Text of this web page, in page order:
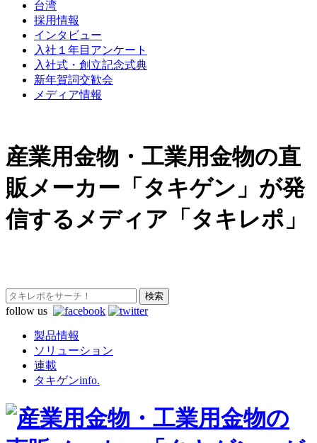
台湾
採用情報
インタビュー
入社１年目アンケート
入社式・創立記念式典
新年賀詞交歓会
メディア情報
産業用金物・工業用金物の直
販メーカー「タキゲン」が発
信するメディア「タキレポ」
follow us
製品情報
ソリューション
連載
タキゲンinfo.